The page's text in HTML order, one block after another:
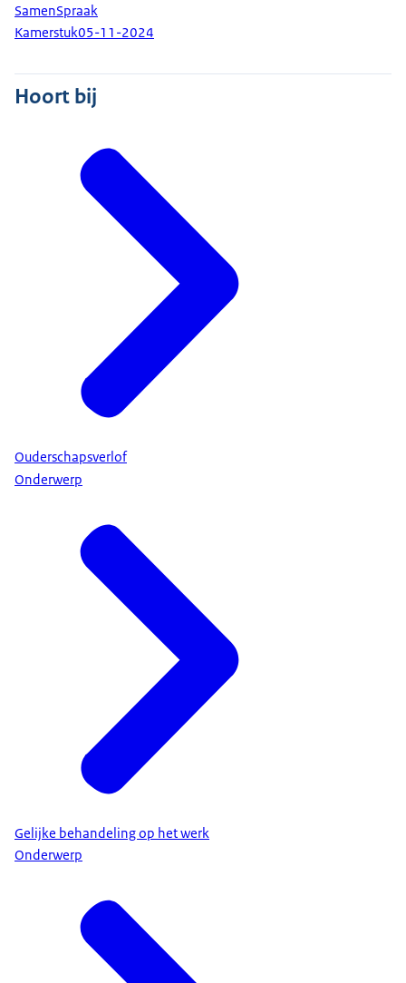
SamenSpraak
Kamerstuk05-11-2024
Hoort bij
Ouderschapsverlof
Onderwerp
Gelijke behandeling op het werk
Onderwerp